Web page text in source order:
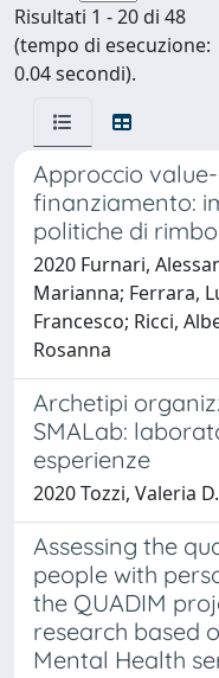
Risultati 1 - 20 di 48
(tempo di esecuzione:
0.04 secondi).
Approccio
finanziamento:
politiche di
2020 Furnari,
Marianna; Ferrara,
Francesco; Ricci,
Rosanna
Archetipi
SMALab:
esperienze
2020 Tozzi, Valeria
Assessing the
people with
the QUADIM
research based
Mental Health